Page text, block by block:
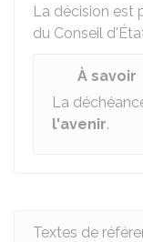
La décision est
du Conseil
À savoir
La
l'avenir.
Textes de